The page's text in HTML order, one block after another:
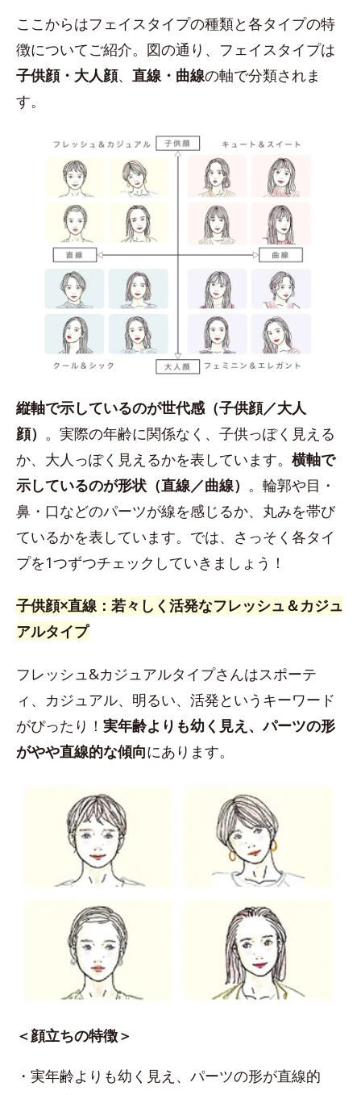
ここからはフェイスタイプの種類と各タイプの特
徴についてご紹介。図の通り、フェイスタイプは
子供顔・大人顔、 直線・曲線の軸で分類されま
す。
縦軸で示しているのが世代感（子供顔／大人
顔） 。実際の年齢に関係なく、子供っぽく見える
か、大人っぽく見えるかを表しています。 横軸で
示しているのが形状（直線／曲線） 。輪郭や目・
鼻・口などのパーツが線を感じるか、丸みを帯び
ているかを表しています。では、さっそく各タイ
プを1つずつチェックしていきましょう！
子供顔×直線：若々しく活発なフレッシュ＆カジュ
アルタイプ
フレッシュ&カジュアルタイプさんはスポーテ
ィ、カジュアル、明るい、活発というキーワード
がぴったり！ 実年齢よりも幼く見え、パーツの形
がやや直線的な傾向にあります。
＜顔立ちの特徴＞
・実年齢よりも幼く見え、パーツの形が直線的